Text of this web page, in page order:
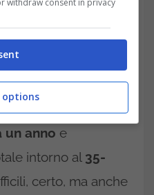
un anno e
intorno al 35-
certo, ma anche
withdraw consent in privacy
options